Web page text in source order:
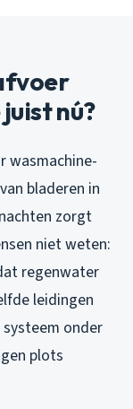
nú?
wasmachine-
bladeren in
zorgt
niet weten:
regenwater
leidingen
onder
plots